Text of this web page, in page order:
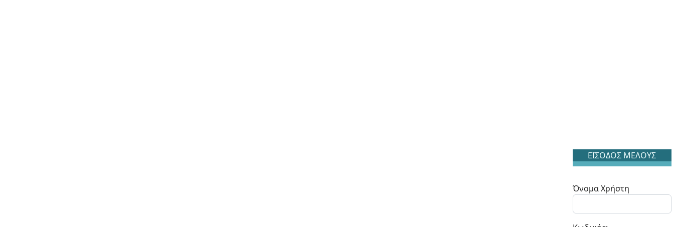
ΕΙΣΟΔΟΣ ΜΕΛΟΥΣ
Όνομα Χρήστη